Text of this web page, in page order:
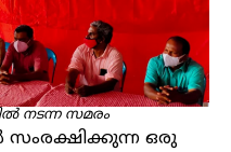
നടന്ന സമരം
ഒരു